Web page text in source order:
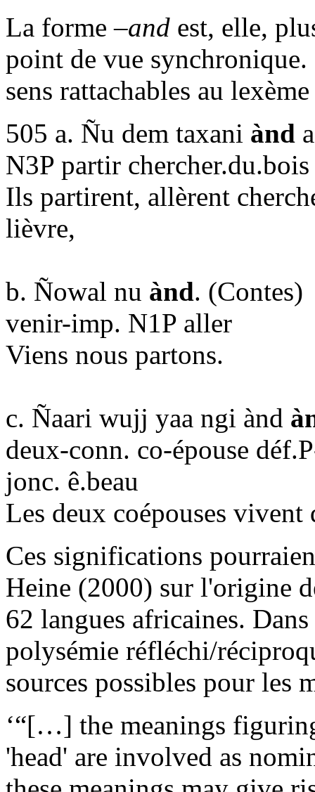
La forme–and est, elle,
point de vue
sens rattachables au
505 a. Ñu dem taxani ànd
N3P partir
Ils partirent, allèrent
lièvre,
b. Ñowal nu ànd. (Contes)
venir-imp. N1P aller
Viens nous partons.
c. Ñaari wujj yaa ngi ànd
deux-conn. co-épouse
jonc. ê.beau
Les deux coépouses vivent
Ces significations
Heine (2000) sur l'origine
62 langues africaines.
polysémie réfléchi/
sources possibles pour les
‘“[…] the meanings
'head' are involved as